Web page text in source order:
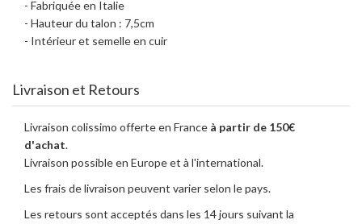
- Fabriquée en Italie
- Hauteur du talon : 7,5cm
- Intérieur et semelle en cuir
Livraison et Retours
Livraison colissimo offerte en France à partir de 150€
d'achat.
Livraison possible en Europe et à l'international.
Les frais de livraison peuvent varier selon le pays.
Les retours sont acceptés dans les 14 jours suivant la